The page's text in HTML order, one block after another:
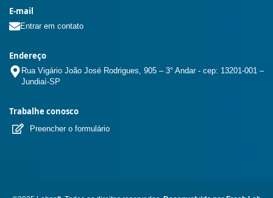
E-mail
Entrar em contato
Endereço
Rua Vigário João José Rodrigues, 905 – 3° Andar - cep: 13201-001 –
Jundiaí-SP
Trabalhe conosco
Preencher o formulário